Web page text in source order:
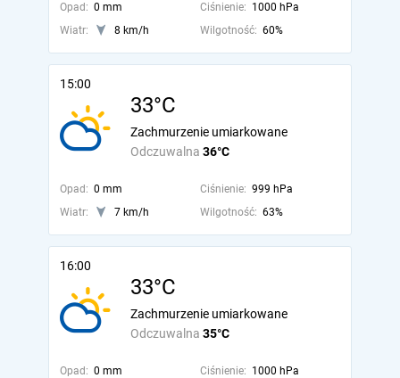
Opad: 0 mm Ciśnienie: 1000 hPa
Wiatr:
8 km/h Wilgotność: 60%
15:00
33°C
Odczuwalna 36°C
Zachmurzenie umiarkowane
Opad: 0 mm Ciśnienie: 999 hPa
Wiatr:
7 km/h Wilgotność: 63%
16:00
33°C
Odczuwalna 35°C
Zachmurzenie umiarkowane
Opad: 0 mm Ciśnienie: 1000 hPa